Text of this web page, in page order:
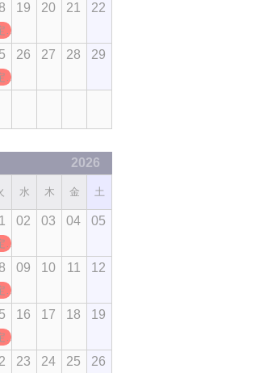
定休日
19 20 21 22
定休日
26 27 28 29
2026
水 木 金 土
定休日
02 03 04 05
定休日
09 10 11 12
定休日
16 17 18 19
23 24 25 26